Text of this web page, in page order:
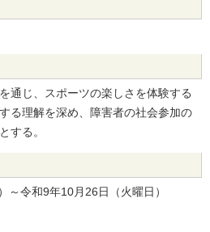
通じ、スポーツの楽しさを体験する
る理解を深め、障害者の社会参加の
する。
～令和9年10月26日（火曜日）